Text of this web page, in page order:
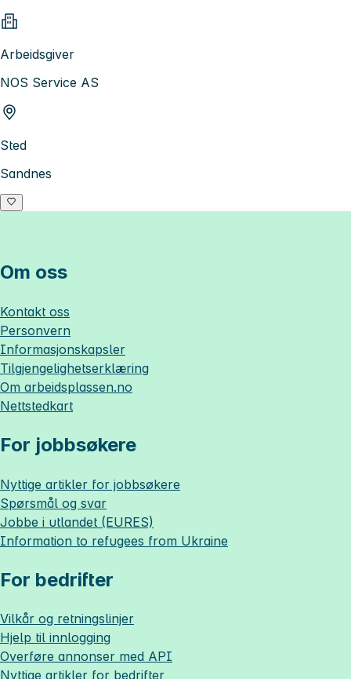
Arbeidsgiver
NOS Service AS
Sted
Sandnes
Om oss
Kontakt oss
Personvern
Informasjonskapsler
Tilgjengelighetserklæring
Om arbeidsplassen.no
Nettstedkart
For jobbsøkere
Nyttige artikler for jobbsøkere
Spørsmål og svar
Jobbe i utlandet (EURES)
Information to refugees from Ukraine
For bedrifter
Vilkår og retningslinjer
Hjelp til innlogging
Overføre annonser med API
Nyttige artikler for bedrifter